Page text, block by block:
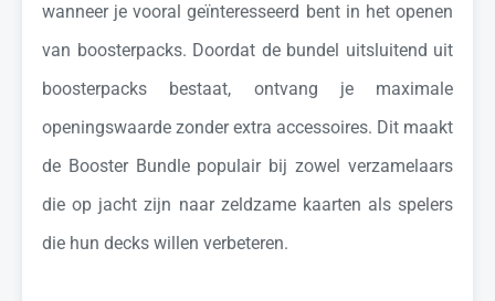
wanneer je vooral geïnteresseerd bent in het openen
van boosterpacks. Doordat de bundel uitsluitend uit
boosterpacks bestaat, ontvang je maximale
openingswaarde zonder extra accessoires. Dit maakt
de Booster Bundle populair bij zowel verzamelaars
die op jacht zijn naar zeldzame kaarten als spelers
die hun decks willen verbeteren.